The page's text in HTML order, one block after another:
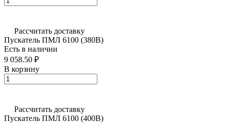
Рассчитать доставку
Пускатель ПМЛ 6100 (380В)
Есть в наличии
9 058.50 ₽
В корзину
Рассчитать доставку
Пускатель ПМЛ 6100 (400В)